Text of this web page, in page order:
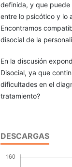
definida, y que puede
entre lo psicótico y lo
Encontramos
disocial de la
En la discusión
Disocial, ya que
dificultades en el
tratamiento?
DESCARGAS